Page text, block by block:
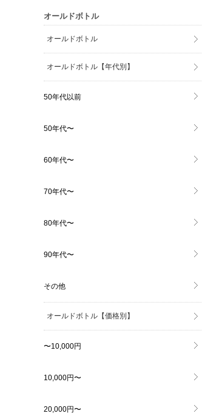
オールドボトル
オールドボトル
オールドボトル【年代別】
50年代以前
50年代〜
60年代〜
70年代〜
80年代〜
90年代〜
その他
オールドボトル【価格別】
〜10,000円
10,000円〜
20,000円〜